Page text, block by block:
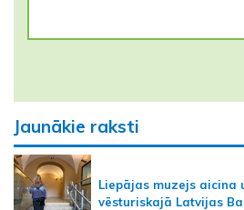
Jaunākie raksti
Liepājas muzejs aicina
vēsturiskajā Latvijas